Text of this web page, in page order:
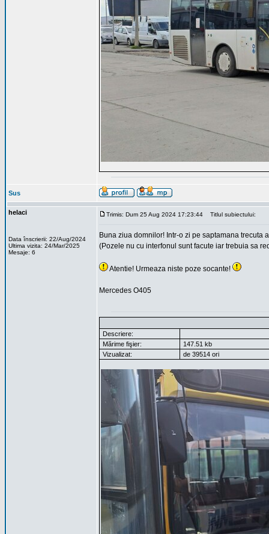
Sus
helaci
Data înscrierii: 22/Aug/2024
Ultima vizita: 24/Mar/2025
Mesaje: 6
Trimis: Dum 25 Aug 2024 17:23:44 Titlul subiectului:
Buna ziua domnilor! Intr-o zi pe saptamana trecuta
(Pozele nu cu interfonul sunt facute iar trebuia sa
Atentie! Urmeaza niste poze socante!
Mercedes O405
Descriere:
Mărime fişier:
147.51 kb
Vizualizat:
de 39514 ori